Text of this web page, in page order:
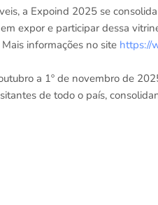
a Expoind 2025 se
expor e participar dessa
informações no site https://
a 1º de novembro de
de todo o país,